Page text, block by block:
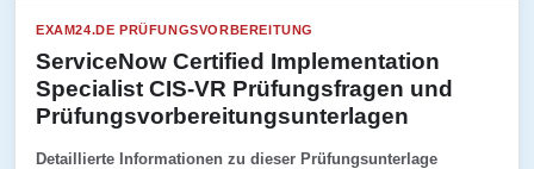
EXAM24.DE PRÜFUNGSVORBEREITUNG
ServiceNow Certified Implementation
Specialist CIS-VR Prüfungsfragen und
Prüfungsvorbereitungsunterlagen
Detaillierte Informationen zu dieser Prüfungsunterlage